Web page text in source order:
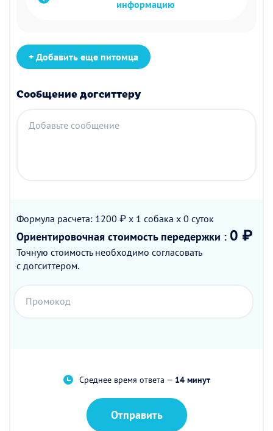
информацию
+ Добавить еще питомца
Сообщение догситтеру
Добавьте сообщение
Формула расчета: 1200 ₽ x 1 собака x 0 суток
Ориентировочная стоимость передержки : 0 ₽
Точную стоимость необходимо согласовать
с догситтером.
Промокод
Среднее время ответа — 14 минут
Отправить